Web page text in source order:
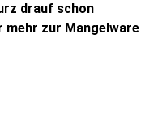
drauf schon
mehr zur Mangelware